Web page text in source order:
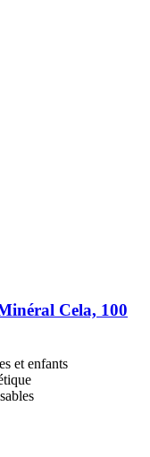
Cela, 100
et enfants